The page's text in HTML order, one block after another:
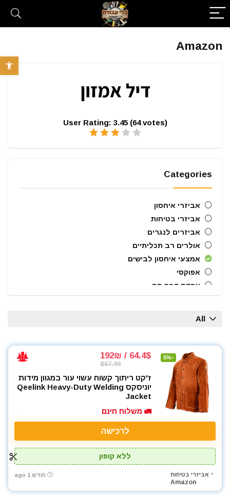
פתח
Amazon
User Rating: 3.45 (64votes)
Categories
אביזרי איחסון
אביזרי בטיחות
אביזרים לנגרים
אולרים רב תכליתיים
אמצעי איחסון לבישים
אפוקסי
אקדח דבק חם
אקדח מרק (נקניקים) ידני
אקדח ניטים
אקדח סיכות ידני
אקדח סיליקון חשמלי
אקדח סיליקון ידני
אקדחי מסמרים וסיכות
ארגזי כלים
בגדי עבודה
All
-5%
64.4$ / 192₪
$67.99
ז'קט ריתוך קשוח עשוי עור במגוון מידות
יוניסקס Qeelink Heavy-Duty Welding
Jacket
🚛 משלוח חינם
לרכישה
ללא קופון
אביזרי בטיחות
Amazon
חודש 1 ago